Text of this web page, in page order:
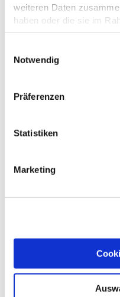
weiteren Daten
haben oder die sie im
gesammelt haben.
Datenschutz
Notwendig
Präferenzen
Statistiken
Marketing
DAS